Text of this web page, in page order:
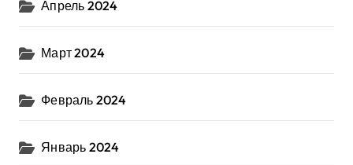
Апрель 2024
Март 2024
Февраль 2024
Январь 2024